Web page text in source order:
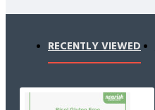
RECENTLY VIEWED